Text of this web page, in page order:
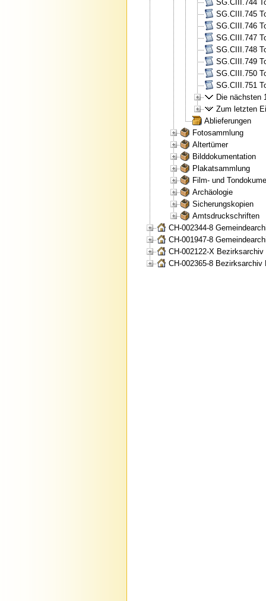
SG.CIII.744
SG.CIII.745
SG.CIII.746
SG.CIII.747
SG.CIII.748
SG.CIII.749
SG.CIII.750
SG.CIII.751
Die nächsten
Zum letzten
Ablieferungen
Fotosammlung
Altertümer
Bilddokumentation
Plakatsammlung
Film- und
Archäologie
Sicherungskopien
Amtsdruckschriften
CH-002344-8
CH-001947-8
CH-002122-X Bezirksarchiv
CH-002365-8 Bezirksarchiv